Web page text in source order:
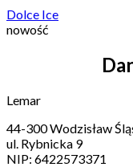
Dolce Ice
nowość
Lemar
44-300 Wodzisław
ul. Rybnicka 9
NIP: 6422573371